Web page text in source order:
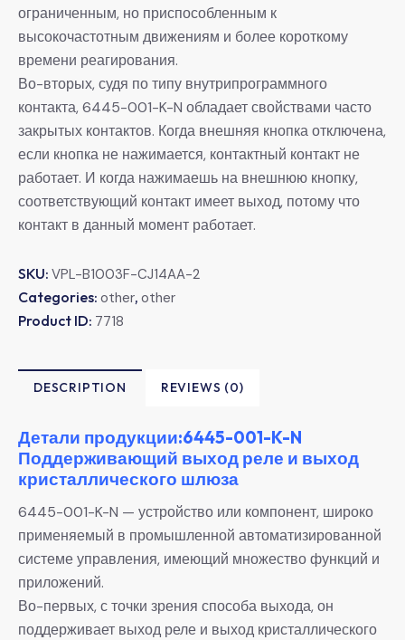
ограниченным, но приспособленным к
высокочастотным движениям и более короткому
времени реагирования.
Во-вторых, судя по типу внутрипрограммного
контакта, 6445-001-K-N обладает свойствами часто
закрытых контактов. Когда внешняя кнопка отключена,
если кнопка не нажимается, контактный контакт не
работает. И когда нажимаешь на внешнюю кнопку,
соответствующий контакт имеет выход, потому что
контакт в данный момент работает.
SKU: VPL-B1003F-CJ14AA-2
Categories: other, other
Product ID: 7718
DESCRIPTION REVIEWS (0)
Детали продукции:6445-001-K-N
Поддерживающий выход реле и выход
кристаллического шлюза
6445-001-K-N — устройство или компонент, широко
применяемый в промышленной автоматизированной
системе управления, имеющий множество функций и
приложений.
Во-первых, с точки зрения способа выхода, он
поддерживает выход реле и выход кристаллического